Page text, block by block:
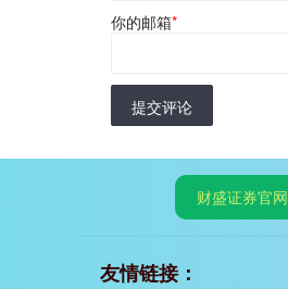
你的邮箱*
提交评论
财盛证券官网
友情链接：